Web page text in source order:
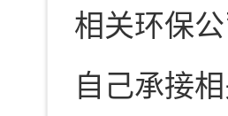
相关环保
自己承接